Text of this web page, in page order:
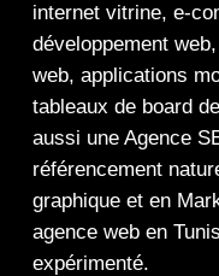
internet vitrine, e-
développement web,
web, applications
tableaux de board
aussi une Agence
référencement
graphiqueet en
agence web en
expérimenté.